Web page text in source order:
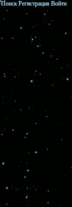
Поиск Регистрация Войти